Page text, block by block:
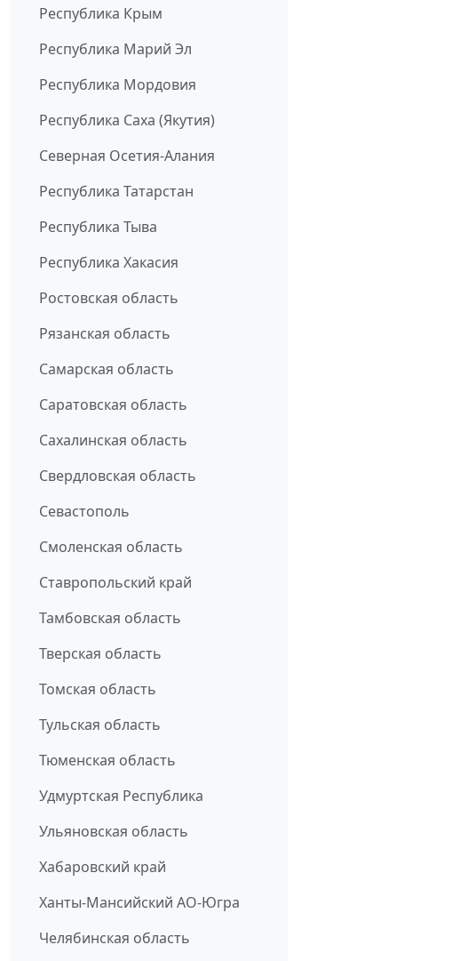
Республика Крым
Республика Марий Эл
Республика Мордовия
Республика Саха (Якутия)
Северная Осетия-Алания
Республика Татарстан
Республика Тыва
Республика Хакасия
Ростовская область
Рязанская область
Самарская область
Саратовская область
Сахалинская область
Свердловская область
Севастополь
Смоленская область
Ставропольский край
Тамбовская область
Тверская область
Томская область
Тульская область
Тюменская область
Удмуртская Республика
Ульяновская область
Хабаровский край
Ханты-Мансийский АО-Югра
Челябинская область